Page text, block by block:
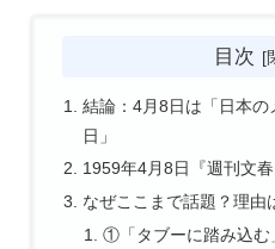
目次
結論：4月8日は「日本の
日」
1959年4月8日『週刊文
なぜここまで話題？理由
①「タブーに踏み込む